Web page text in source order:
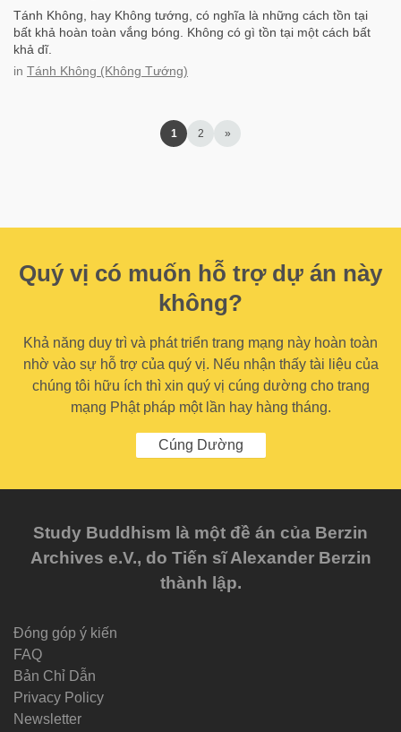
Tánh Không, hay Không tướng, có nghĩa là những cách tồn tại
bất khả hoàn toàn vắng bóng. Không có gì tồn tại một cách bất
khả dĩ.
in Tánh Không (Không Tướng)
1 2 »
Quý vị có muốn hỗ trợ dự án này
không?
Khả năng duy trì và phát triển trang mạng này hoàn toàn
nhờ vào sự hỗ trợ của quý vị. Nếu nhận thấy tài liệu của
chúng tôi hữu ích thì xin quý vị cúng dường cho trang
mạng Phật pháp một lần hay hàng tháng.
Cúng Dường
Study Buddhism là một đề án của Berzin
Archives e.V., do Tiến sĩ Alexander Berzin
thành lập.
Đóng góp ý kiến
FAQ
Bản Chỉ Dẫn
Privacy Policy
Newsletter